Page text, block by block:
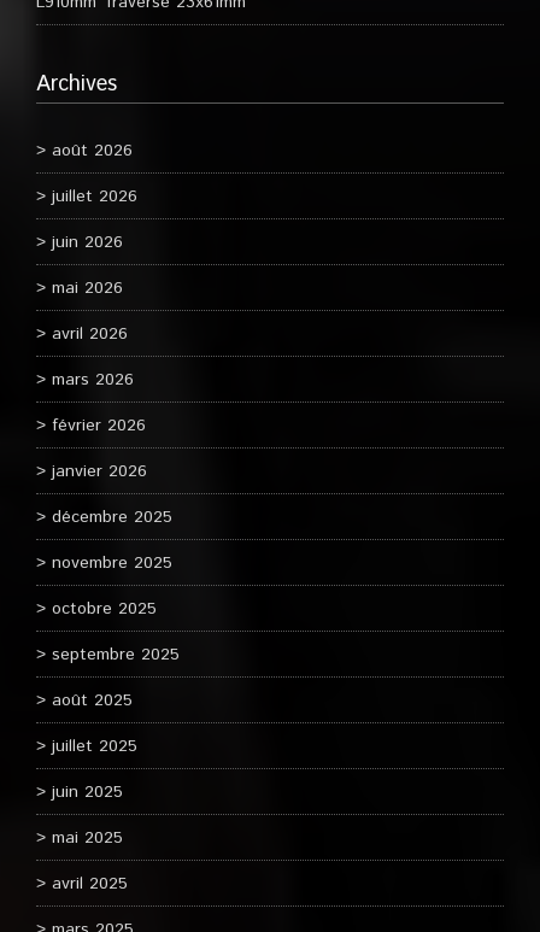
Archives
août 2026
juillet 2026
juin 2026
mai 2026
avril 2026
mars 2026
février 2026
janvier 2026
décembre 2025
novembre 2025
octobre 2025
septembre 2025
août 2025
juillet 2025
juin 2025
mai 2025
avril 2025